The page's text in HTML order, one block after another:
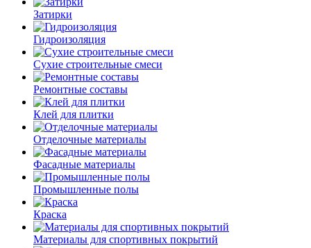
Затирки
Гидроизоляция
Сухие строительные смеси
Ремонтные составы
Клей для плитки
Отделочные материалы
Фасадные материалы
Промышленные полы
Краска
Материалы для спортивных покрытий